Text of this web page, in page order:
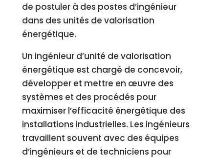
de postuler à des postes d’ingénieur
dans des unités de valorisation
énergétique.
Un ingénieur d’unité de valorisation
énergétique est chargé de concevoir,
développer et mettre en œuvre des
systèmes et des procédés pour
maximiser l’efficacité énergétique des
installations industrielles. Les ingénieurs
travaillent souvent avec des équipes
d’ingénieurs et de techniciens pour